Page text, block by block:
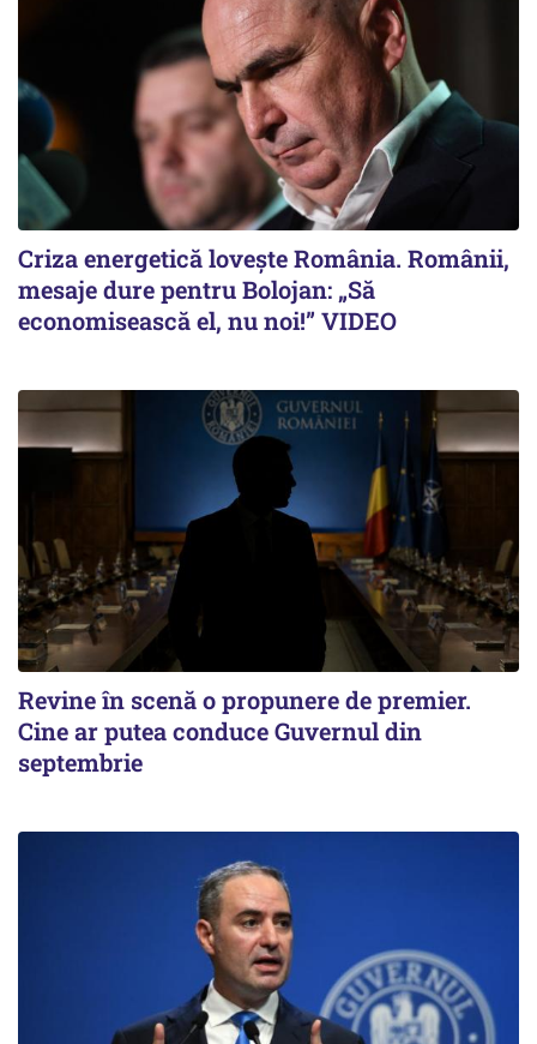
Criza energetică lovește România. Românii,
mesaje dure pentru Bolojan: „Să
economisească el, nu noi!” VIDEO
Revine în scenă o propunere de premier.
Cine ar putea conduce Guvernul din
septembrie